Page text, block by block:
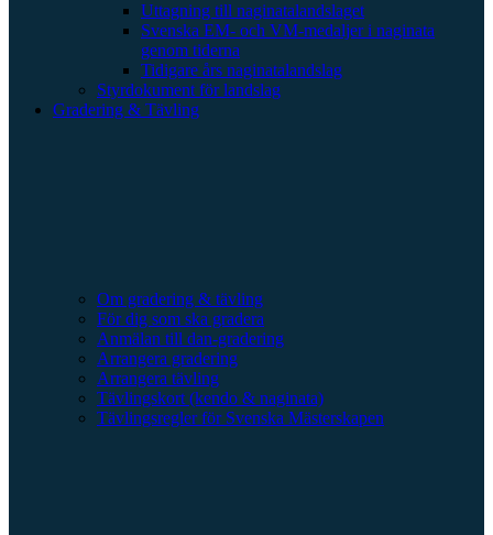
Uttagning till naginatalandslaget
Svenska EM- och VM-medaljer i naginata
genom tiderna
Tidigare års naginatalandslag
Styrdokument för landslag
Gradering & Tävling
Om gradering & tävling
För dig som ska gradera
Anmälan till dan-gradering
Arrangera gradering
Arrangera tävling
Tävlingskort (kendo & naginata)
Tävlingsregler för Svenska Mästerskapen